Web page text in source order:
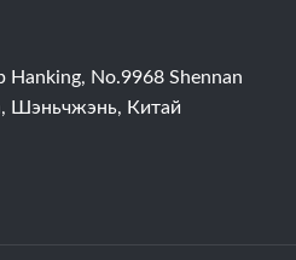
Hanking, No.9968 Shennan
Шэньчжэнь, Китай